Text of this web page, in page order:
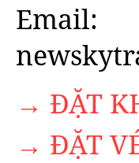
Email:
→ ĐẶT
→ ĐẶT